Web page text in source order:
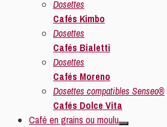
Dosettes
Cafés Kimbo
Dosettes
Cafés Bialetti
Dosettes
Cafés Moreno
Dosettes compatibles Senseo®
Cafés Dolce Vita
Café en grains ou moulu